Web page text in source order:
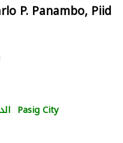
P. Panambo, Piid
Pasig City